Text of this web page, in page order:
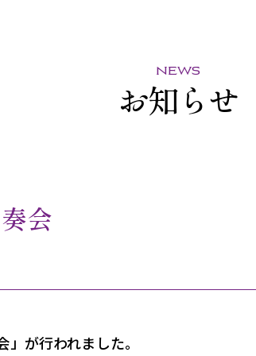
news
お知らせ
会
が行われました。